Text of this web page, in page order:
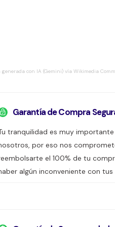
generada con IA (Gemini) vía Wikimedia
Garantía de Compra
tranquilidad es muy
por eso nos
el 100% de tu
algún inconveniente con